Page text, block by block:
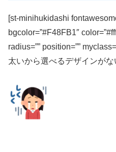
[st-minihukidashi
bgcolor=”#F48FB1″
radius=”” position=””
太いから選べるデザインが